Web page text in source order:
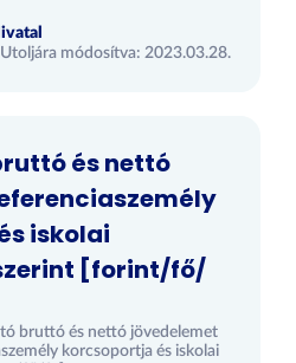
Utoljára módosítva: 2023.03.28.
és nettó
iskolai
[forint/fő/
bruttó és nettó jövedelemet
korcsoportja és iskolai